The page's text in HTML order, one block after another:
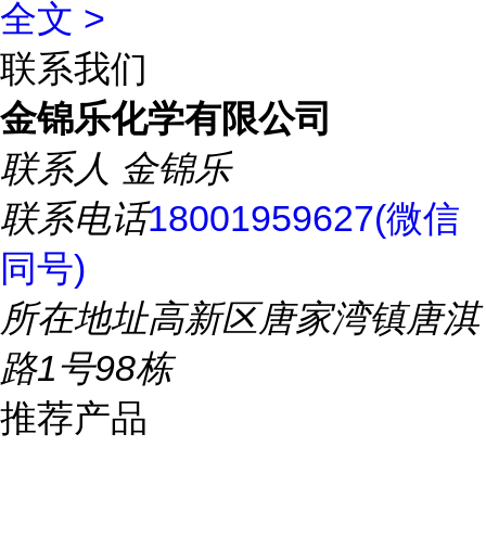
全文 >
联系我们
金锦乐化学有限公司
联系人 金锦乐
联系电话18001959627(微信
同号)
所在地址高新区唐家湾镇唐淇
路1号98栋
推荐产品